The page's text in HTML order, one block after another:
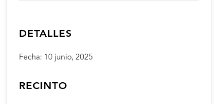
DETALLES
Fecha: 10 junio, 2025
RECINTO